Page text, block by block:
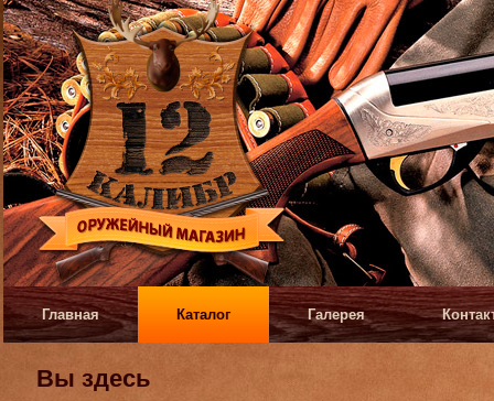
Главная Каталог Галерея
Вы здесь